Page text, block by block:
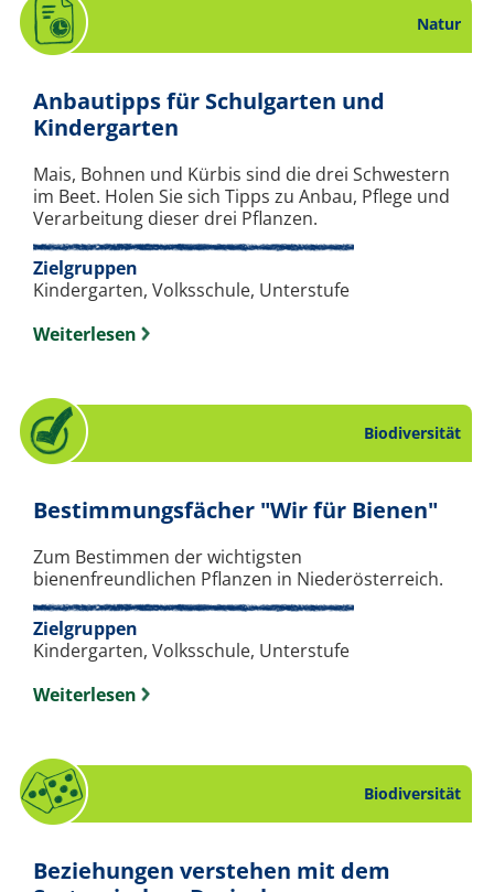
Natur
Anbautipps für Schulgarten und
Kindergarten
Mais, Bohnen und Kürbis sind die drei Schwestern
im Beet. Holen Sie sich Tipps zu Anbau, Pflege und
Verarbeitung dieser drei Pflanzen.
Zielgruppen
Kindergarten, Volksschule, Unterstufe
Weiterlesen
Biodiversität
Bestimmungsfächer "Wir für Bienen".
Zum Bestimmen der wichtigsten
bienenfreundlichen Pflanzen in Niederösterreich.
Zielgruppen
Kindergarten, Volksschule, Unterstufe
Weiterlesen
Biodiversität
Beziehungen verstehen mit dem